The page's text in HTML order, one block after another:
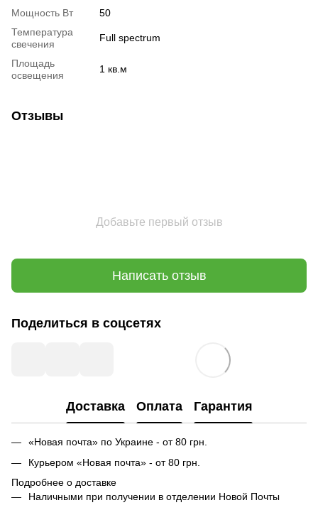
Мощность Вт
50
Температура
свечения
Full spectrum
Площадь
освещения
1 кв.м
Отзывы
Добавьте первый отзыв
Написать отзыв
Поделиться в соцсетях
Доставка Оплата Гарантия
«Новая почта» по Украине - от 80 грн.
Курьером «Новая почта» - от 80 грн.
Подробнее о доставке
Наличными при получении в отделении Новой Почты